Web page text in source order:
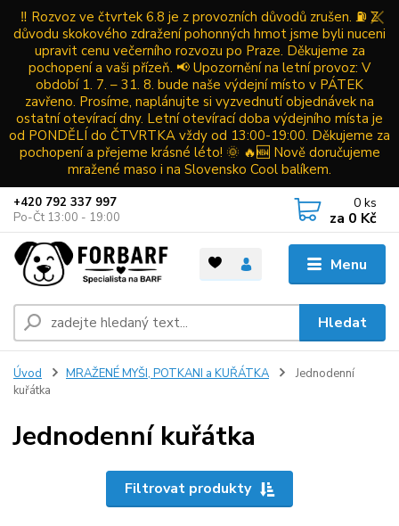
‼️ Rozvoz ve čtvrtek 6.8 je z provozních důvodů zrušen. ⛽ Z
důvodu skokového zdražení pohonných hmot jsme byli nuceni
upravit cenu večerního rozvozu po Praze. Děkujeme za
pochopení a vaši přízeň. 📢 Upozornění na letní provoz: V
období 1. 7. – 31. 8. bude naše výdejní místo v PÁTEK
zavřeno. Prosíme, naplánujte si vyzvednutí objednávek na
ostatní otevírací dny. Letní otevírací doba výdejního místa je
od PONDĚLÍ do ČTVRTKA vždy od 13:00-19:00. Děkujeme za
pochopení a přejeme krásné léto! 🌞 🔥🆕 Nově doručujeme
mražené maso i na Slovensko Cool balíkem.
Menu
Hledat
+420 792 337 997
Po-Čt 13:00 - 19:00
0 ks
za 0 Kč
Úvod MRAŽENÉ MYŠI, POTKANI a KUŘÁTKA
Jednodenní
kuřátka
Jednodenní kuřátka
Filtrovat produkty